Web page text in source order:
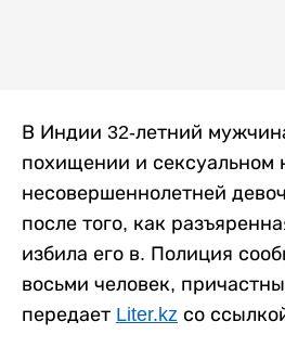
В Индии 32-летний
похищении и сексуальном
несовершеннолетней
после того, как
избила его в. Полиция
восьми человек,
передает Liter.kz со